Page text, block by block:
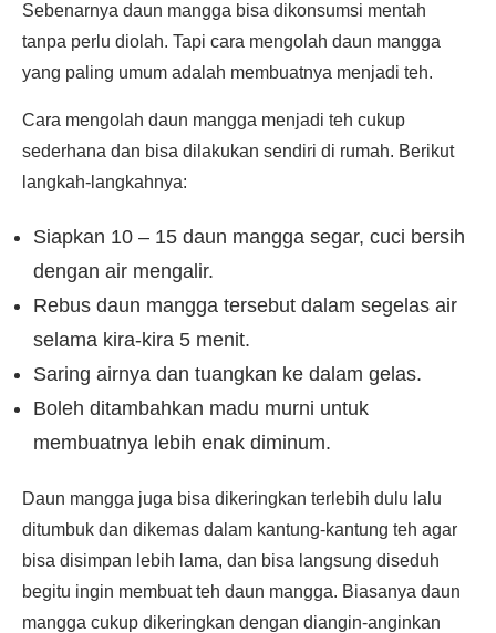
Sebenarnya daun mangga bisa dikonsumsi mentah
tanpa perlu diolah. Tapi cara mengolah daun mangga
yang paling umum adalah membuatnya menjadi teh.
Cara mengolah daun mangga menjadi teh cukup
sederhana dan bisa dilakukan sendiri di rumah. Berikut
langkah-langkahnya:
Siapkan 10 – 15 daun mangga segar, cuci bersih
dengan air mengalir.
Rebus daun mangga tersebut dalam segelas air
selama kira-kira 5 menit.
Saring airnya dan tuangkan ke dalam gelas.
Boleh ditambahkan madu murni untuk
membuatnya lebih enak diminum.
Daun mangga juga bisa dikeringkan terlebih dulu lalu
ditumbuk dan dikemas dalam kantung-kantung teh agar
bisa disimpan lebih lama, dan bisa langsung diseduh
begitu ingin membuat teh daun mangga. Biasanya daun
mangga cukup dikeringkan dengan diangin-anginkan